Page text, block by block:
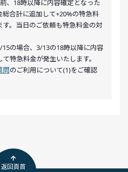
、18時以降に内容確定となった
合計に追加して+20%の特急料
。当日のご依頼も特急料金の対
の場合、3/13の18時以降に内容
特急料金が発生いたします。
問のご利用について(1)をご確認
返回頁首